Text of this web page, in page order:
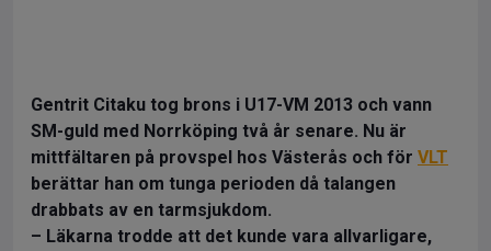
Gentrit Citaku tog brons i U17-VM 2013 och vann
SM-guld med Norrköping två år senare. Nu är
mittfältaren på provspel hos Västerås och för VLT
berättar han om tunga perioden då talangen
drabbats av en tarmsjukdom.
– Läkarna trodde att det kunde vara allvarligare,